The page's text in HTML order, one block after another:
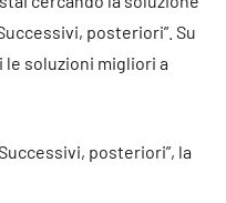
posteriori”. Su
soluzioni migliori a
posteriori”, la